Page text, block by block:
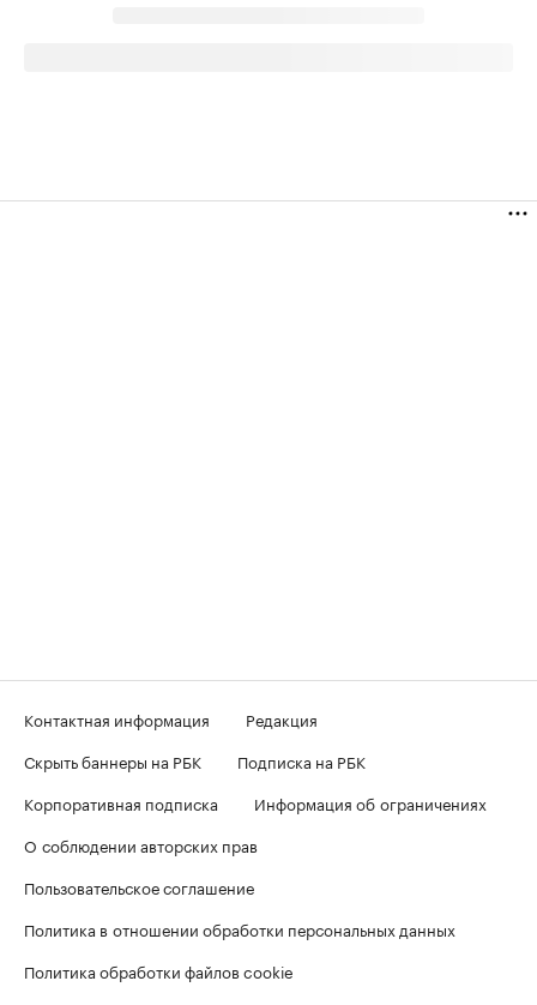
Контактная информация
Редакция
Скрыть баннеры на РБК
Подписка на РБК
Корпоративная подписка
Информация об ограничениях
О соблюдении авторских прав
Пользовательское соглашение
Политика в отношении обработки персональных данных
Политика обработки файлов cookie